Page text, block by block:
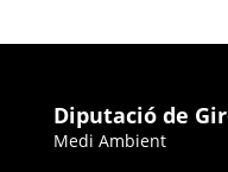
Diputació de
Medi Ambient